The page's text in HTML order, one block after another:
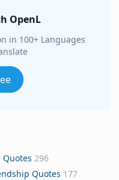
OpenL
in 100+ Languages
Quotes 296
Quotes 177